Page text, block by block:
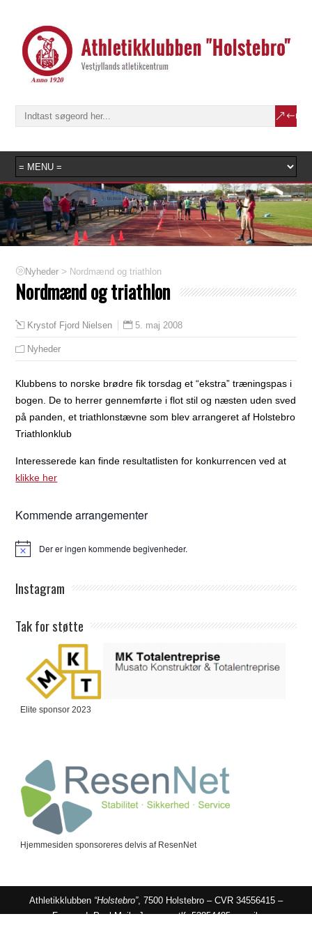
Nyheder > Nordmænd og triathlon
Nordmænd og triathlon
Krystof Fjord Nielsen 5. maj 2008
Nyheder
Klubbens to norske brødre fik torsdag et “ekstra” træningspas i
bogen. De to herrer gennemførte i flot stil og næsten uden sved
på panden, et triathlonstævne som blev arrangeret af Holstebro
Triathlonklub
Interesserede kan finde resultatlisten for konkurrencen ved at
klikke her
Kommende arrangementer
Notice Der er ingen kommende begivenheder.
Instagram
Tak for støtte
Elite sponsor 2023
Hjemmesiden sponsoreres delvis af ResenNet
Athletikklubben “Holstebro”, 7500 Holstebro – CVR 34556415 –
Formand: Poul Mejls Jensen – tlf: 53854485 – mail: